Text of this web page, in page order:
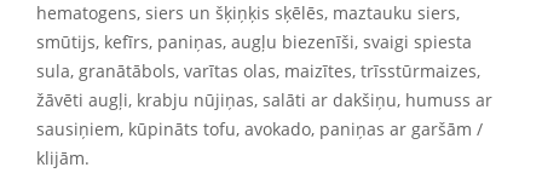
hematogens, siers un šķiņķis sķēlēs, maztauku siers,
smūtijs, kefīrs, paniņas, augļu biezenīši, svaigi spiesta
sula, granātābols, varītas olas, maizītes, trīsstūrmaizes,
žāvēti augļi, krabju nūjiņas, salāti ar dakšiņu, humuss ar
sausiņiem, kūpināts tofu, avokado, paniņas ar garšām /
klijām.